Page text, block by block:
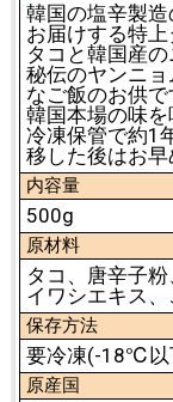
韓国の塩辛製
お届けする特上
タコと韓国産
秘伝のヤンニ
なご飯のお供で
韓国本場の味を
冷凍保管で約1
移した後はお早
内容量
500g
原材料
タコ、唐辛子
イワシエキス
保存方法
要冷凍(-18℃以
原産国